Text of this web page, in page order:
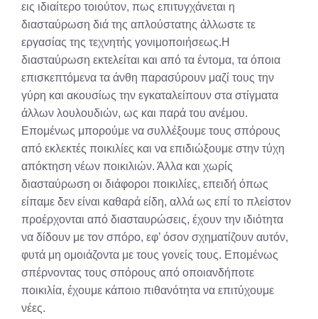
εις ιδιαίτερο τοιούτον, πως επιτυγχάνεται η
διασταύρωση διά της απλούστατης άλλωστε τε
εργασίας της τεχνητής γονιμοποιήσεως.Η
διασταύρωση εκτελείται και από τα έντομα, τα όποια
επισκεπτόμενα τα άνθη παρασύρουν μαζί τους την
γύρη και ακουσίως την εγκαταλείπουν στα στίγματα
άλλων λουλουδιών, ως και παρά του ανέμου.
Επομένως μπορούμε να συλλέξουμε τους σπόρους
από εκλεκτές ποικιλίες και να επιδιώξουμε στην τύχη
απόκτηση νέων ποικιλιών. Άλλα και χωρίς
διασταύρωση οι διάφοροι ποικιλίες, επειδή όπως
είπαμε δεν είναι καθαρά είδη, αλλά ως επί το πλείστον
προέρχονται από διασταυρώσεις, έχουν την ιδιότητα
να δίδουν με τον σπόρο, εφ’ όσον σχηματίζουν αυτόν,
φυτά μη ομοιάζοντα με τους γονείς τους. Επομένως
σπέρνοντας τους σπόρους από οποιανδήποτε
ποικιλία, έχουμε κάποιο πιθανότητα να επιτύχουμε
νέες.